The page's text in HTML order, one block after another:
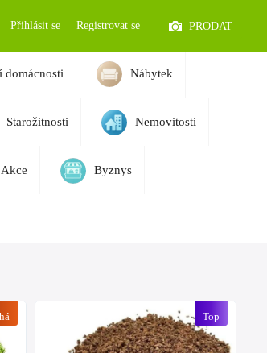
Přihlásit se Registrovat se PRODAT
domácnosti Nábytek
Starožitnosti Nemovitosti
Akce Byznys
Top